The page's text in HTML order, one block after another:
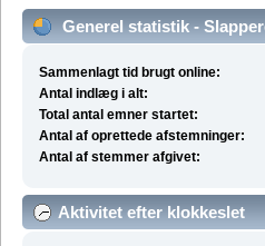
Generel statistik -
Sammenlagt tid brugt online:
Antal indlæg i alt:
Total antal emner startet:
Antal af oprettede afstemninger:
Antal af stemmer afgivet:
Aktivitet efter klokkeslet